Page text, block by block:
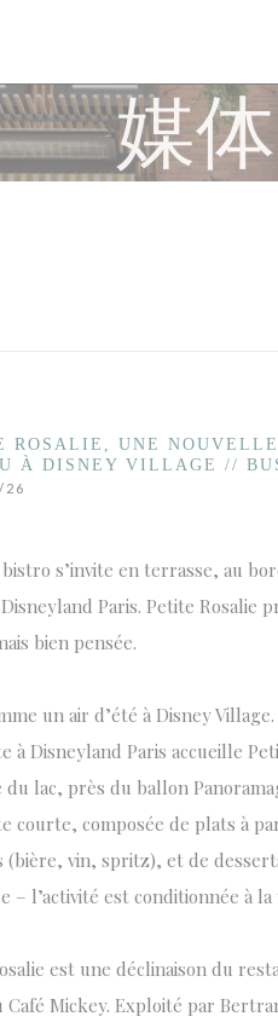
媒体
ROSALIE, UNE
À DISNEY VILLAGE //
26
bistro s’invite en terrasse, au
Paris. Petite Rosalie
bien pensée.
un air d’été à Disney
à Disneyland Paris accueille
lac, près du ballon
courte, composée de plats à
(bière, vin, spritz), et de
– l’activité est conditionnée à la
est une déclinaison du
Café Mickey. Exploité par